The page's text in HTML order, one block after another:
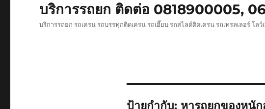
บริการรถยก ติดต่อ 0818900005,
บริการรถยก รถเครน รถบรรทุกติดเครน รถเฮี๊ยบ รถสไลด์ติดเครน รถเทรลเลอร์ โ
ป้ายกำกับ: หารถยกของหนั